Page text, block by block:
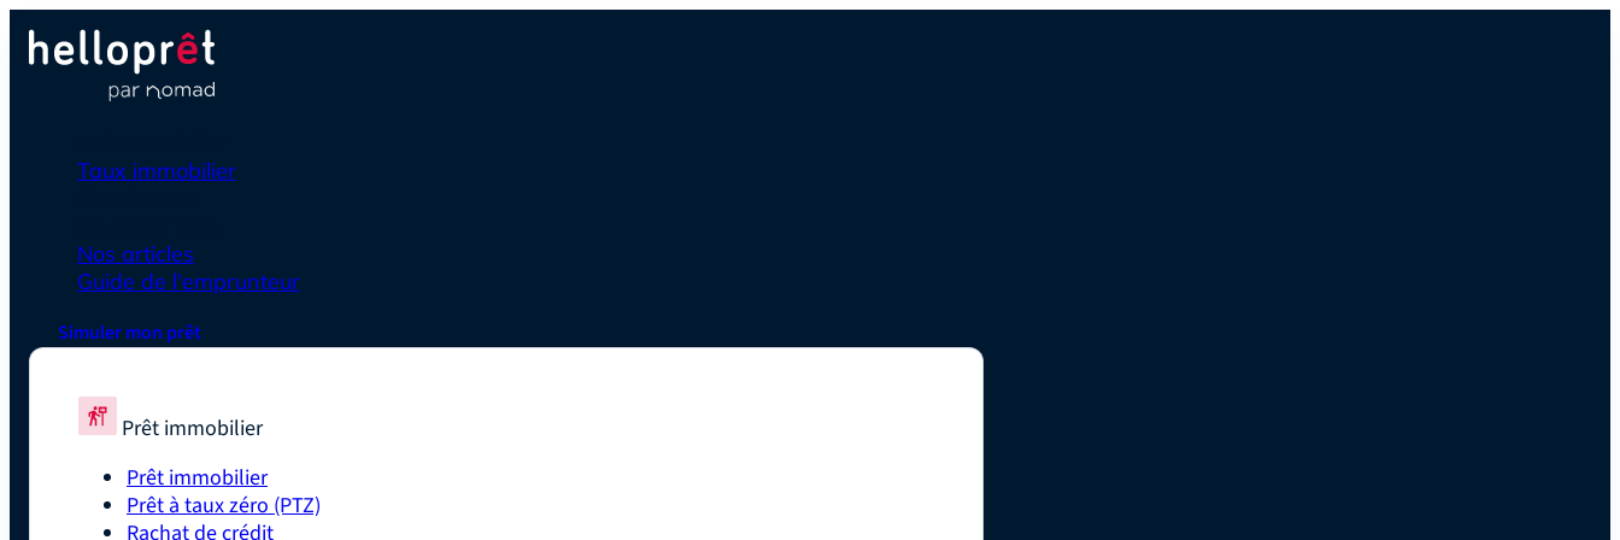
Taux immobilier
Nos articles
Guide de l'emprunteur
Simuler mon prêt
Prêt immobilier
Prêt immobilier
Prêt à taux zéro (PTZ)
Rachat de crédit